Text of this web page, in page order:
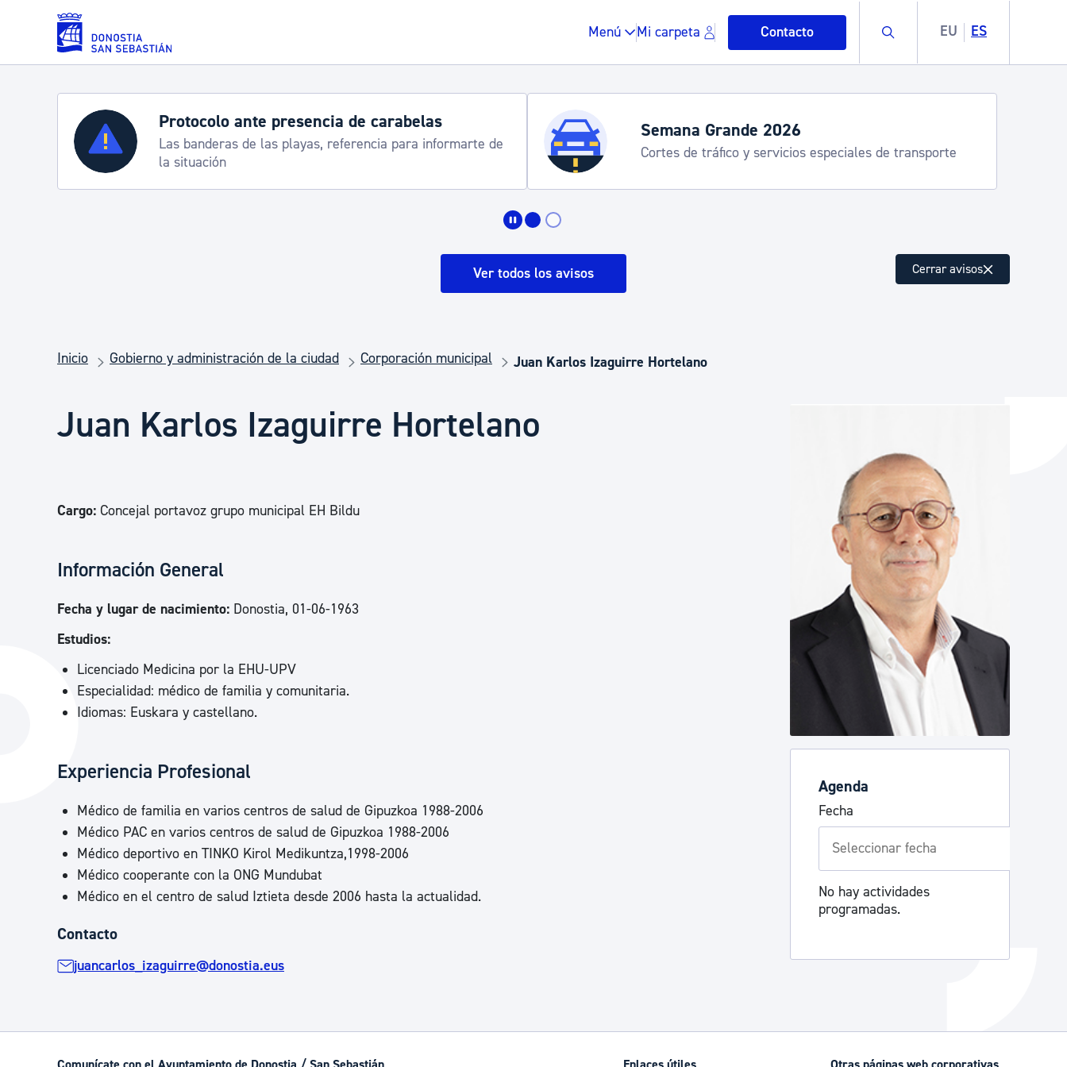
Saltar al contenido principal
Menú Mi carpeta Contacto Buscar EU ES
Servicios
Padrón y asuntos personales
Espacio público, residuos y medioambiente
Seguridad ciudadana y emergencias Euskera
Salud Pública, animales y consumo
Deporte
Descubre la ciudad
La ciudad futura
Agenda cultural
Catálogo de trámites
Ayuda a la tramitación
Protocolo ante presencia de carabelas
Las banderas de las playas, referencia para informarte de
la situación
Semana Grande 2026
Cortes de tráfico y servicios especiales de transporte
Ver todos los avisos Cerrar avisos
Inicio Gobierno y administración de la ciudad Corporación municipal Juan Karlos Izaguirre Hortelano
Juan Karlos Izaguirre Hortelano
Cargo: Concejal portavoz grupo municipal EH Bildu
Información General
Fecha y lugar de nacimiento: Donostia, 01-06-1963
Estudios:
Licenciado Medicina por la EHU-UPV
Especialidad: médico de familia y comunitaria.
Idiomas: Euskara y castellano.
Experiencia Profesional
Médico de familia en varios centros de salud de Gipuzkoa 1988-2006
Médico PAC en varios centros de salud de Gipuzkoa 1988-2006
Médico deportivo en TINKO Kirol Medikuntza,1998-2006
Médico cooperante con la ONG Mundubat
Médico en el centro de salud Iztieta desde 2006 hasta la actualidad.
Contacto
juancarlos_izaguirre@donostia.eus
Agenda
Fecha
No hay actividades
programadas.